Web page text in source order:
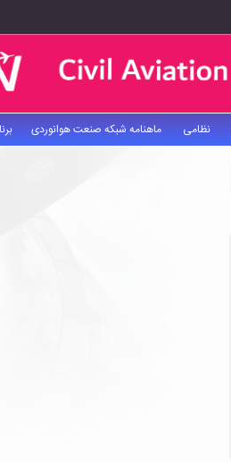
نظامی ماهنامه شبکه صنعت هوانوردی